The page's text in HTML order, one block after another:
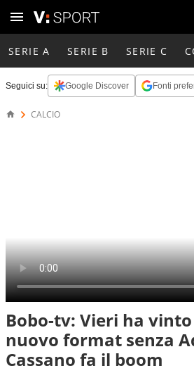
SERIE A SERIE B SERIE C
Seguici su: Google Discover Fonti
CALCIO
Bobo-tv: Vieri ha
nuovo format senza
Cassano fa il boom